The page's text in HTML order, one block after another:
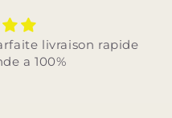
Très belle tenue taille
rapide je